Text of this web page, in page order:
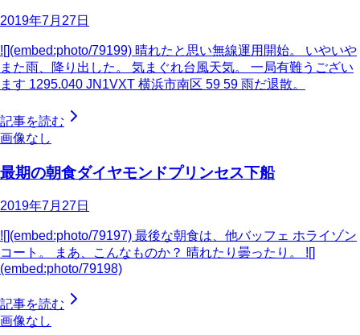
2019年7月27日
![](embed:photo/79199) 晴れたと思い無線運用開始。 いやいや
また雨、降り出した。 気まぐれ台風天気。 一局有難うござい
ます 1295.040 JN1VXT 横浜市南区 59 59 雨だ退散。
記事を読む
画像なし
最期の朝食ダイヤモンドプリンセス下船
2019年7月27日
![](embed:photo/79197) 最後な朝食は、他バッフェ ホライゾン
コート。 まあ、こんなものか？ 晴れたり曇ったり。 ![]
(embed:photo/79198)
記事を読む
画像なし